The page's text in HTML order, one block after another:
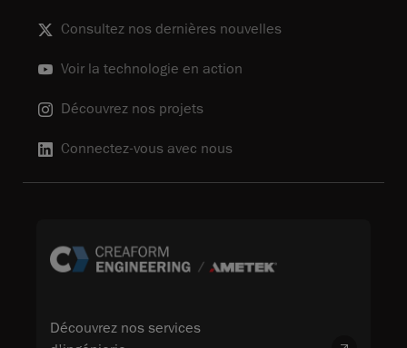
Consultez nos dernières nouvelles
Voir la technologie en action
Découvrez nos projets
Connectez-vous avec nous
Découvrez nos services